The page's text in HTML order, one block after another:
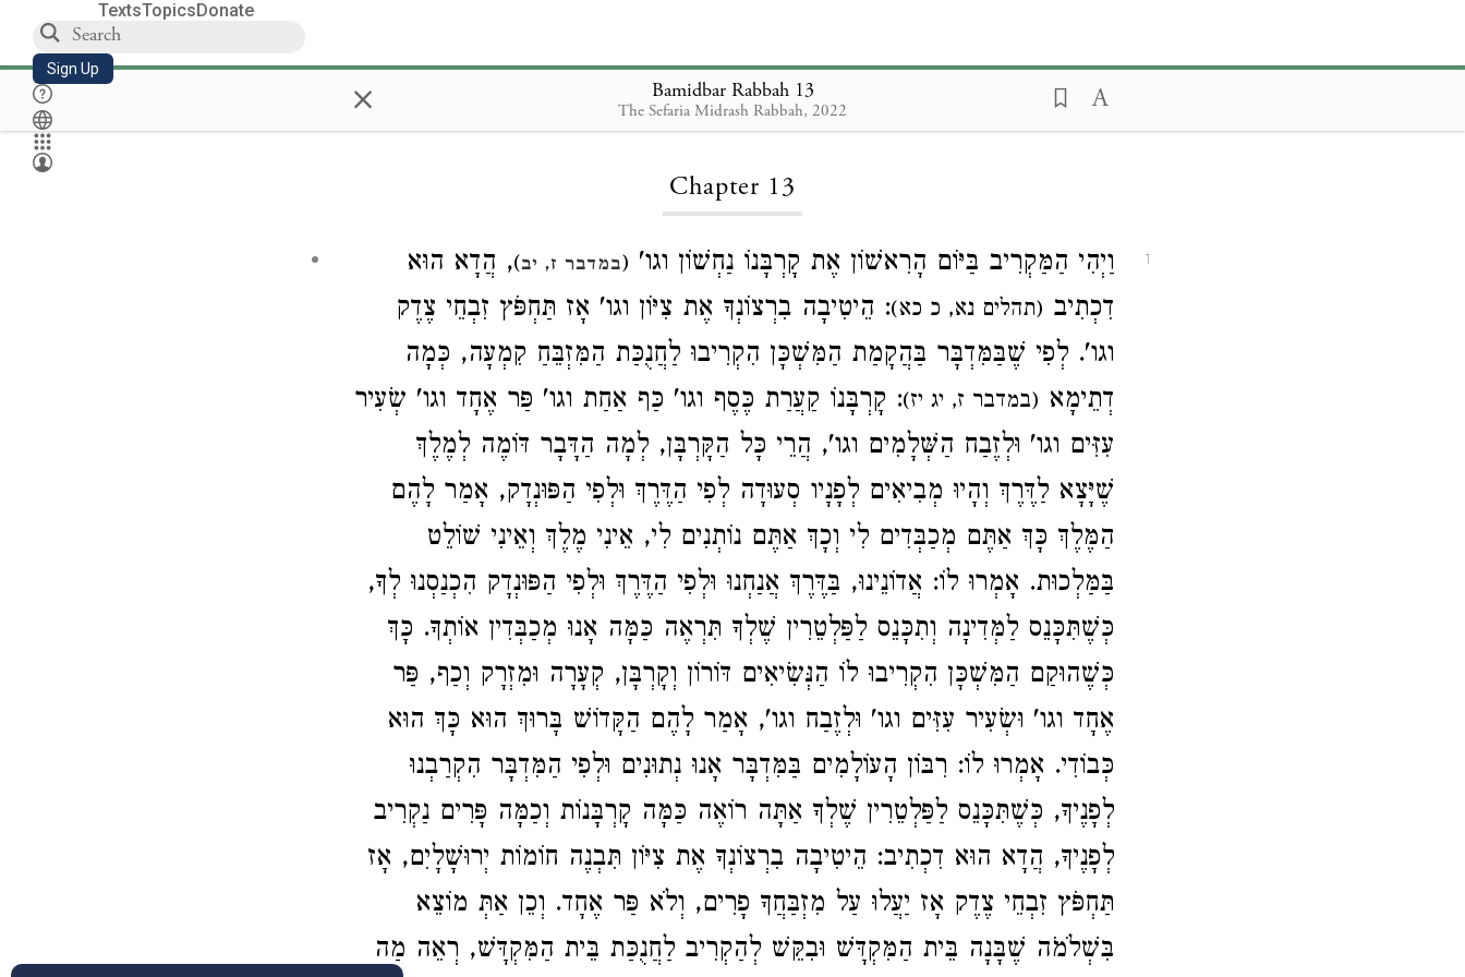
TextsTopicsDonate
Sign Up × Bamidbar Rabbah 13
The Sefaria Midrash Rabbah, 2022
Loading...
Chapter 13
1 וַיְהִי הַמַּקְרִיב בַּיּוֹם הָרִאשׁוֹן אֶת קָרְבָּנוֹ נַחְשׁוֹן וגו' (במדבר ז, יב), הֲדָא הוּא
דִכְתִיב (תהלים נא, כ כא): הֵיטִיבָה בִרְצוֹנְךָ אֶת צִיּוֹן וגו' אָז תַּחְפֹּץ זִבְחֵי צֶדֶק
וגו'. לְפִי שֶׁבַּמִּדְבָּר בַּהֲקָמַת הַמִּשְׁכָּן הִקְרִיבוּ לַחֲנֻכַּת הַמִּזְבֵּחַ קִמְעָה, כְּמָה
דְתֵימָא (במדבר ז, יג יז): קָרְבָּנוֹ קַעֲרַת כֶּסֶף וגו' כַּף אַחַת וגו' פַּר אֶחָד וגו' שְׂעִיר
עִזִּים וגו' וּלְזֶבַח הַשְּׁלָמִים וגו', הֲרֵי כָּל הַקָּרְבָּן, לְמָה הַדָּבָר דּוֹמֶה לְמֶלֶךְ
שֶׁיָּצָא לַדֶּרֶךְ וְהָיוּ מְבִיאִים לְפָנָיו סְעוּדָה לְפִי הַדֶּרֶךְ וּלְפִי הַפּוּנְדָק, אָמַר לָהֶם
הַמֶּלֶךְ כָּךְ אַתֶּם מְכַבְּדִים לִי וְכָךְ אַתֶּם נוֹתְנִים לִי, אֵינִי מֶלֶךְ וְאֵינִי שׁוֹלֵט
בַּמַּלְכוּת. אָמְרוּ לוֹ: אֲדוֹנֵינוּ, בַּדֶּרֶךְ אֲנַחְנוּ וּלְפִי הַדֶּרֶךְ וּלְפִי הַפּוּנְדָק הִכְנַסְנוּ לְךָ,
כְּשֶׁתִּכָּנֵס לַמְּדִינָה וְתִכָּנֵס לַפַּלְטֵרִין שֶׁלְךָ תִּרְאֶה כַּמָּה אָנוּ מְכַבְּדִין אוֹתְךָ. כָּךְ
כְּשֶׁהוּקַם הַמִּשְׁכָּן הִקְרִיבוּ לוֹ הַנְּשִׂיאִים דּוֹרוֹן וְקָרְבָּן, קְעָרָה וּמִזְרָק וְכַף, פַּר
אֶחָד וגו' וּשְׂעִיר עִזִּים וגו' וּלְזֶבַח וגו', אָמַר לָהֶם הַקָּדוֹשׁ בָּרוּךְ הוּא כָּךְ הוּא
כְּבוֹדִי. אָמְרוּ לוֹ: רִבּוֹן הָעוֹלָמִים בַּמִּדְבָּר אָנוּ נְתוּנִים וּלְפִי הַמִּדְבָּר הִקְרַבְנוּ
לְפָנֶיךָ, כְּשֶׁתִּכָּנֵס לַפַּלְטֵרִין שֶׁלְךָ אַתָּה רוֹאֶה כַּמָּה קָרְבָּנוֹת וְכַמָּה פָּרִים נַקְרִיב
לְפָנֶיךָ, הֲדָא הוּא דִכְתִיב: הֵיטִיבָה בִרְצוֹנְךָ אֶת צִיּוֹן תִּבְנֶה חוֹמוֹת יְרוּשָׁלָיִם, אָז
תַּחְפֹּץ זִבְחֵי צֶדֶק אָז יַעֲלוּ עַל מִזְבַּחֲךָ פָרִים, וְלֹא פַּר אֶחָד. וְכֵן אַתְּ מוֹצֵא
בִּשְׁלֹמֹה שֶׁבָּנָה בֵּית הַמִּקְדָּשׁ וּבִקֵּשׁ לְהַקְרִיב לַחֲנֻכַּת בֵּית הַמִּקְדָּשׁ, רְאֵה מַה